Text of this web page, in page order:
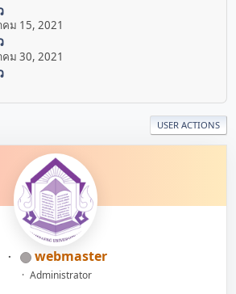
ม 15, 2021
ม 30, 2021
USER ACTIONS
webmaster
Administrator